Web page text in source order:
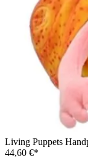
Living Puppets
44,60 €*